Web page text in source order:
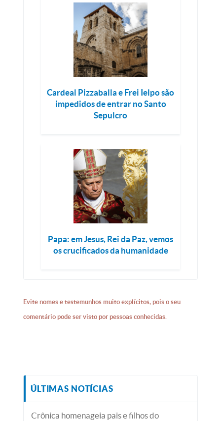
Cardeal Pizzaballa e Frei Ielpo são
impedidos de entrar no Santo
Sepulcro
Papa: em Jesus, Rei da Paz, vemos
os crucificados da humanidade
Evite nomes e testemunhos muito explícitos, pois o seu
comentário pode ser visto por pessoas conhecidas.
ÚLTIMAS NOTÍCIAS
Crônica homenageia pais e filhos do